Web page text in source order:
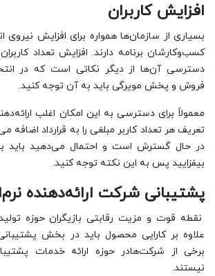
افزایش کاربران
بسیاری از سازمان‌ها همواره برای افزایش
کسب‌وکارشان برنامه دارند. افزایش تعداد
دسترسی آن‌ها از دیگر نکاتی است که در
فروش و پخش مویرگی باید به آن توجه کنید.
معمولاً برای دسترسی به این امکان اغلب
تعریف هر تعداد کاربر مبلغی را به قرارداد
در حال گسترش است و احتمال می‌دهید باید بر
بیفزایید پس به این نکته توجه کنید.
پشتیبانی شرکت ارائه‌دهنده
نقطه قوت و مزیت رقابتی بازیگران حوزه تولید
علاوه بر کارایی محصول باید در بخش
برخی از شرکت‌هادر حوزه ارائه خدمات
نیستند.